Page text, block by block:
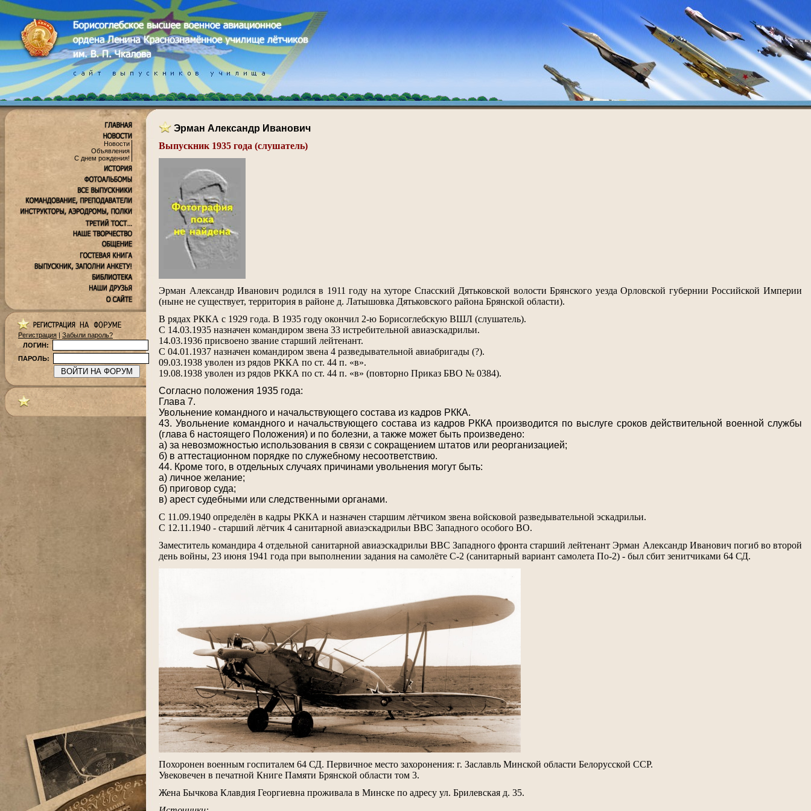
Новости
Объявления
С днем рождения!
Регистрация | Забыли пароль?
ЛОГИН:
ПАРОЛЬ:
Эрман Александр Иванович
Выпускник 1935 года (слушатель)
Эрман Александр Иванович родился в 1911 году на хуторе Спасский Дятьковской волости Брянского уезда Орловской губернии Российской Империи
(ныне не существует, территория в районе д. Латышовка Дятьковского района Брянской области).
В рядах РККА с 1929 года. В 1935 году окончил 2-ю Борисоглебскую ВШЛ (слушатель).
С 14.03.1935 назначен командиром звена 33 истребительной авиаэскадрильи.
14.03.1936 присвоено звание старший лейтенант.
С 04.01.1937 назначен командиром звена 4 разведывательной авиабригады (?).
09.03.1938 уволен из рядов РККА по ст. 44 п. «в».
19.08.1938 уволен из рядов РККА по ст. 44 п. «в» (повторно Приказ БВО № 0384).
Согласно положения 1935 года:
Глава 7.
Увольнение командного и начальствующего состава из кадров РККА.
43. Увольнение командного и начальствующего состава из кадров РККА производится по выслуге сроков действительной военной службы
(глава 6 настоящего Положения) и по болезни, а также может быть произведено:
а) за невозможностью использования в связи с сокращением штатов или реорганизацией;
б) в аттестационном порядке по служебному несоответствию.
44. Кроме того, в отдельных случаях причинами увольнения могут быть:
а) личное желание;
б) приговор суда;
в) арест судебными или следственными органами.
С 11.09.1940 определён в кадры РККА и назначен старшим лётчиком звена войсковой разведывательной эскадрильи.
С 12.11.1940 - старший лётчик 4 санитарной авиаэскадрильи ВВС Западного особого ВО.
Заместитель командира 4 отдельной санитарной авиаэскадрильи ВВС Западного фронта старший лейтенант Эрман Александр Иванович погиб во второй
день войны, 23 июня 1941 года при выполнении задания на самолёте С-2 (санитарный вариант самолета По-2) - был сбит зенитчиками 64 СД.
Похоронен военным госпиталем 64 СД. Первичное место захоронения: г. Заславль Минской области Белорусской ССР.
Увековечен в печатной Книге Памяти Брянской области том 3.
Жена Бычкова Клавдия Георгиевна проживала в Минске по адресу ул. Брилевская д. 35.